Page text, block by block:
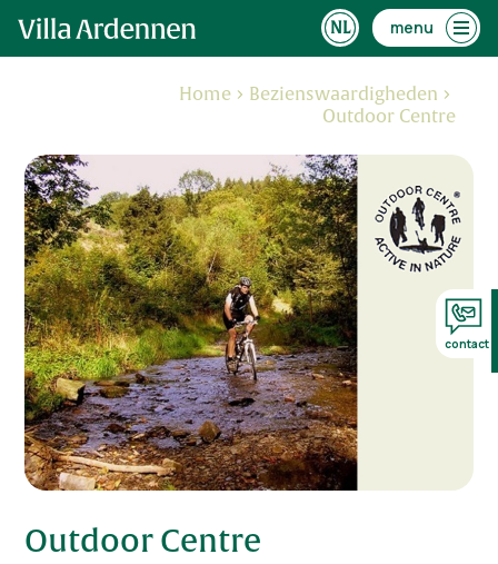
menu
Home
Bezienswaardigheden
Outdoor Centre
Outdoor Centre
contact